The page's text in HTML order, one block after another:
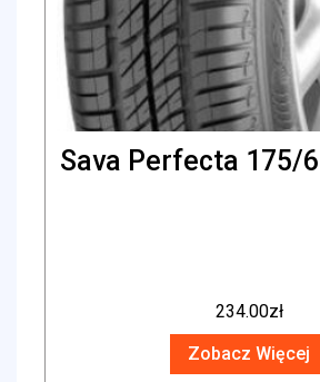
Sava Perfecta 175/
234.00zł
Zobacz Więcej